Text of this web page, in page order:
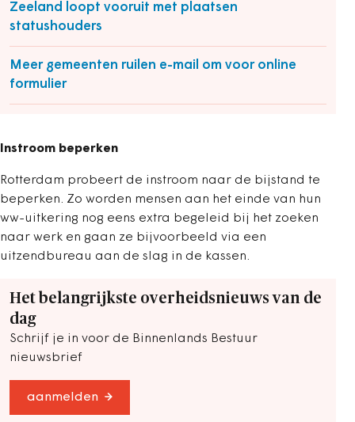
Zeeland loopt vooruit met plaatsen
statushouders
Meer gemeenten ruilen e-mail om voor online
formulier
Instroom beperken
Rotterdam probeert de instroom naar de bijstand te
beperken. Zo worden mensen aan het einde van hun
ww-uitkering nog eens extra begeleid bij het zoeken
naar werk en gaan ze bijvoorbeeld via een
uitzendbureau aan de slag in de kassen.
Het belangrijkste overheidsnieuws van de
dag
Schrijf je in voor de Binnenlands Bestuur
nieuwsbrief
aanmelden